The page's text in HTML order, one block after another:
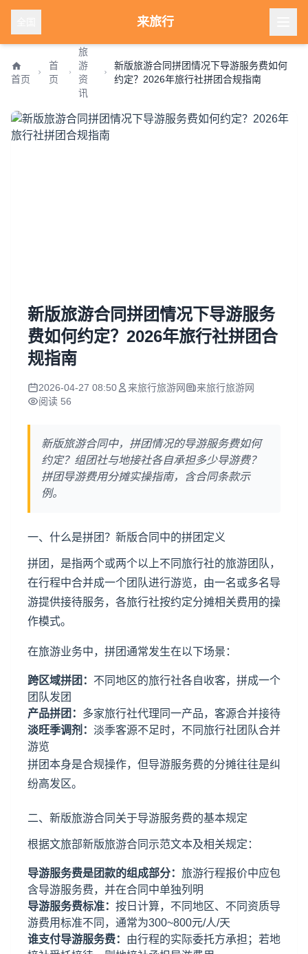
来旅行
首页
首
页
旅
游
资
讯
新版旅游合同拼团情况下导游服务费如何
约定？2026年旅行社拼团合规指南
新版旅游合同拼团情况下导游服务
费如何约定？2026年旅行社拼团合
规指南
2026-04-27 08:50 来旅行旅游网
来旅行旅游网
阅读 56
新版旅游合同中，拼团情况的导游服务费如何
约定？组团社与地接社各自承担多少导游费？
拼团导游费用分摊实操指南，含合同条款示
例。
一、什么是拼团？新版合同中的拼团定义
拼团，是指两个或两个以上不同旅行社的旅游团队，
在行程中合并成一个团队进行游览，由一名或多名导
游提供接待服务，各旅行社按约定分摊相关费用的操
作模式。
在旅游业务中，拼团通常发生在以下场景：
跨区域拼团： 不同地区的旅行社各自收客，拼成一个
团队发团
产品拼团： 多家旅行社代理同一产品，客源合并接待
淡旺季调剂： 淡季客源不足时，不同旅行社团队合并
游览
拼团本身是合规操作，但导游服务费的分摊往往是纠
纷高发区。
二、新版旅游合同关于导游服务费的基本规定
根据文旅部新版旅游合同示范文本及相关规定：
导游服务费是团款的组成部分： 旅游行程报价中应包
含导游服务费，并在合同中单独列明
导游服务费标准： 按日计算，不同地区、不同资质导
游费用标准不同，通常为300~800元/人/天
谁支付导游服务费： 由行程的实际委托方承担；若地